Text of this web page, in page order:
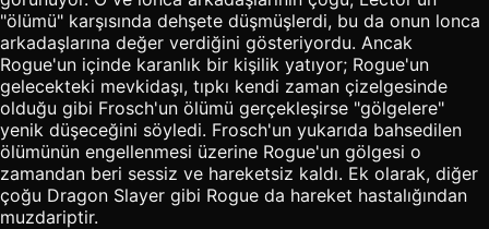
"ölümü" karşısında dehşete düşmüşlerdi, bu da onun lonca
arkadaşlarına değer verdiğini gösteriyordu. Ancak
Rogue'un içinde karanlık bir kişilik yatıyor; Rogue'un
gelecekteki mevkidaşı, tıpkı kendi zaman çizelgesinde
olduğu gibi Frosch'un ölümü gerçekleşirse "gölgelere"
yenik düşeceğini söyledi. Frosch'un yukarıda bahsedilen
ölümünün engellenmesi üzerine Rogue'un gölgesi o
zamandan beri sessiz ve hareketsiz kaldı. Ek olarak, diğer
çoğu Dragon Slayer gibi Rogue da hareket hastalığından
muzdariptir.